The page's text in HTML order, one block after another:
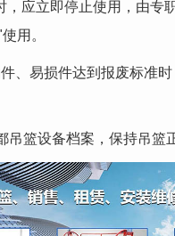
，应立即停止使用，由专
用。
、易损件达到报废标准
吊篮设备档案，保持吊篮